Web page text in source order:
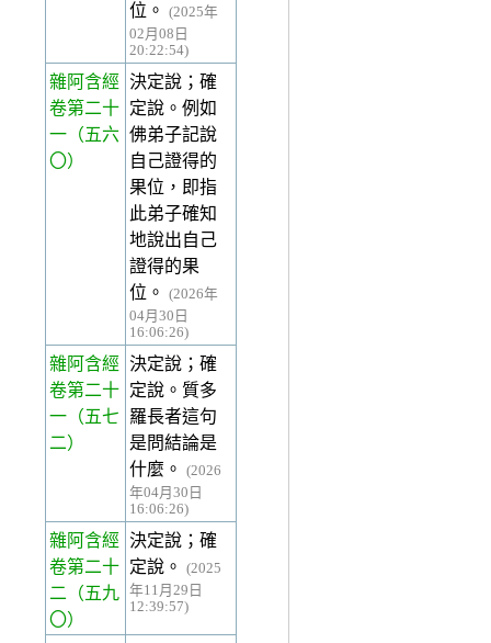
位。
(2025年
02月08日
20:22:54)
雜阿含經
卷第二十
一 （五六
〇）
決定說；確
定說。例如
佛弟子記說
自己證得的
果位，即指
此弟子確知
地說出自己
證得的果
位。
(2026年
04月30日
16:06:26)
雜阿含經
卷第二十
一 （五七
二）
決定說；確
定說。質多
羅長者這句
是問結論是
什麼。
(2026
年04月30日
16:06:26)
雜阿含經
卷第二十
二 （五九
〇）
決定說；確
定說。
(2025
年11月29日
12:39:57)